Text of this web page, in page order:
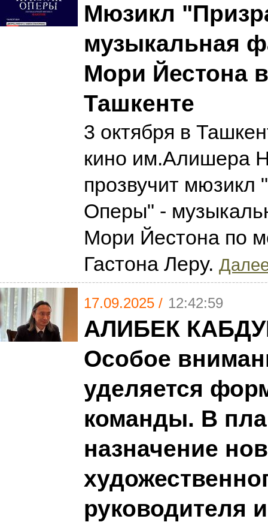
Мюзикл
музыкальная
Мори Йестона
Ташкенте
3 октября в
кино им.Алишера
прозвучит мюзикл
Оперы" -
Мори Йестона по
Гастона Леру.
17.09.2025 / 12:42:59
АЛИБЕК
Особое
уделяется
команды. В
назначение
руководителя